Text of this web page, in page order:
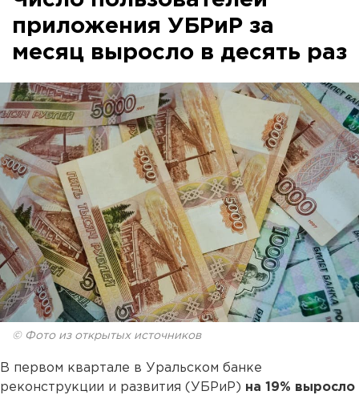
приложения УБРиР за
месяц выросло в десять раз
© Фото из открытых источников
В первом квартале в Уральском банке
реконструкции и развития (УБРиР) на 19% выросло